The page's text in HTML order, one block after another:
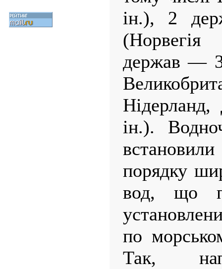
ін.), 2
держав —
Нідерланд,
ін.).
порядку
вод, що
по
Так,